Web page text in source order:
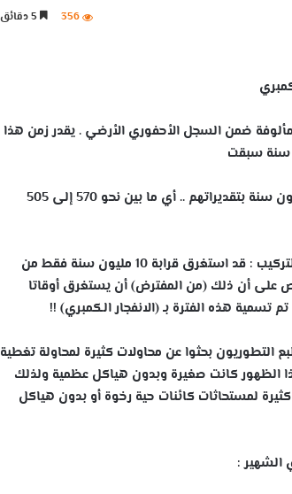
356 5 دقائق
ضمن السجل الأحفوري الأرضي . يقدر زمن هذا
يُعد العصر الكمبري حقبة من الحقب الجيولوجية القديمة والذي يمتد قرابة 65 مليون سنة بتقديراتهم .. أي ما بين نحو 570 إلى 505
ولكن الظهور المفاجئ لمجموعات الحيوانات الرئيسية متعددة الخلايا والمعقدة التركيب : قد استغرق قرابة 10 مليون سنة فقط من
على أن ذلك (من المفترض) أن يستغرق أوقاتا
تسمية هذه الفترة بـ (الانفجار الكمبري) !!
التطوريون بحثوا عن محاولات كثيرة لمحاولة تغطية
الظهور كانت صغيرة وبدون هياكل عظمية ولذلك
لمستحاثات كائنات حية رخوة أو بدون هياكل
الشهير :